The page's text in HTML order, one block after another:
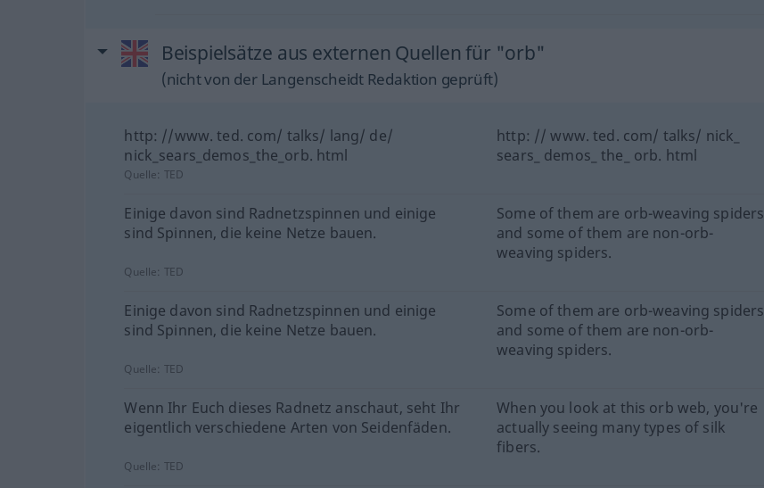
Beispielsätze aus externen Quellen für "orb"
(nicht von der Langenscheidt Redaktion geprüft)
http: //www. ted. com/ talks/ lang/ de/
nick_sears_demos_the_orb. html
http: // www. ted. com/ talks/ nick_
sears_ demos_ the_ orb. html
Quelle: TED
Einige davon sind Radnetzspinnen und einige
sind Spinnen, die keine Netze bauen.
Some of them are orb-weaving spiders
and some of them are non-orb-
weaving spiders.
Quelle: TED
Einige davon sind Radnetzspinnen und einige
sind Spinnen, die keine Netze bauen.
Some of them are orb-weaving spiders
and some of them are non-orb-
weaving spiders.
Quelle: TED
Wenn Ihr Euch dieses Radnetz anschaut, seht Ihr
eigentlich verschiedene Arten von Seidenfäden.
When you look at this orb web, you're
actually seeing many types of silk
fibers.
Quelle: TED